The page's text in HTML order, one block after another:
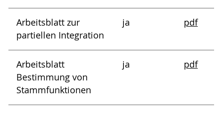
Arbeitsblatt zur
partiellen Integration
ja pdf
Arbeitsblatt
Bestimmung von
Stammfunktionen
ja pdf